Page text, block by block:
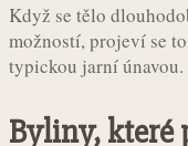
Když se tělo
možností, projeví se
typickou jarní únavou.
Byliny, které